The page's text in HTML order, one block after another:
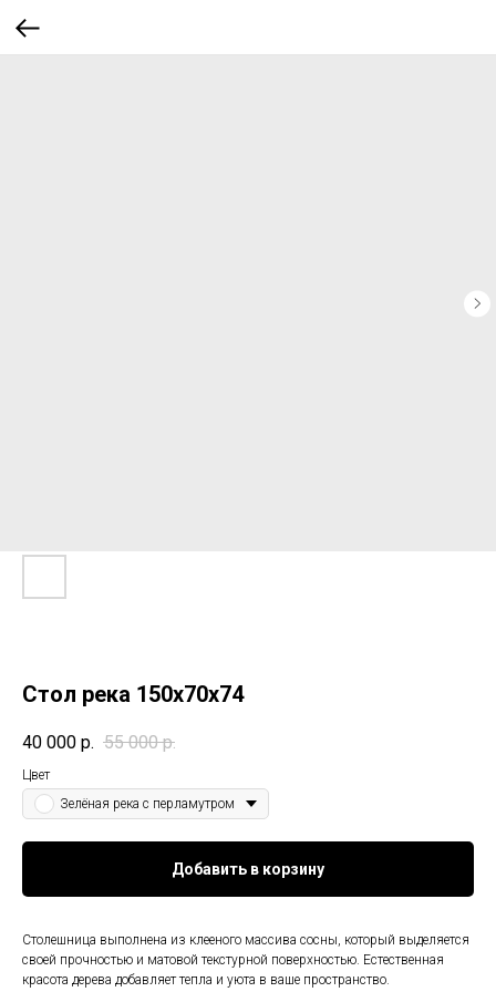
Стол река 150х70х74
40 000 р. 55 000 р.
Цвет
Зелёная река с перламутром
Добавить в корзину
Столешница выполнена из клееного массива сосны, который выделяется
своей прочностью и матовой текстурной поверхностью. Естественная
красота дерева добавляет тепла и уюта в ваше пространство.